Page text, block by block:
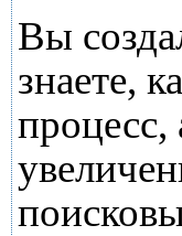
Вы
знаете,